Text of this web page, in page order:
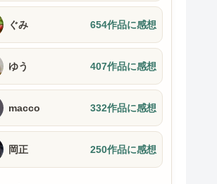
ぐみ 654作品に感想
ゆう 407作品に感想
macco 332作品に感想
岡正 250作品に感想